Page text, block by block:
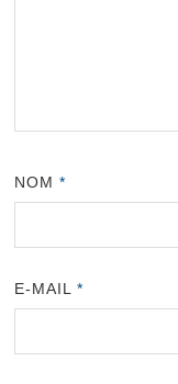
NOM*
E-MAIL*